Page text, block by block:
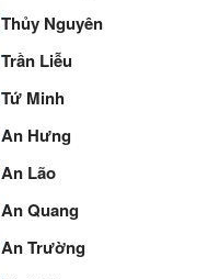
Thủy Nguyên
Trần Liễu
Tứ Minh
An Hưng
An Lão
An Quang
An Trường